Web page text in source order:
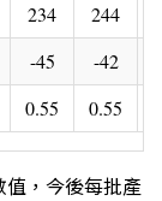
234 244
-45 -42
0.55 0.55
值，今後每批產